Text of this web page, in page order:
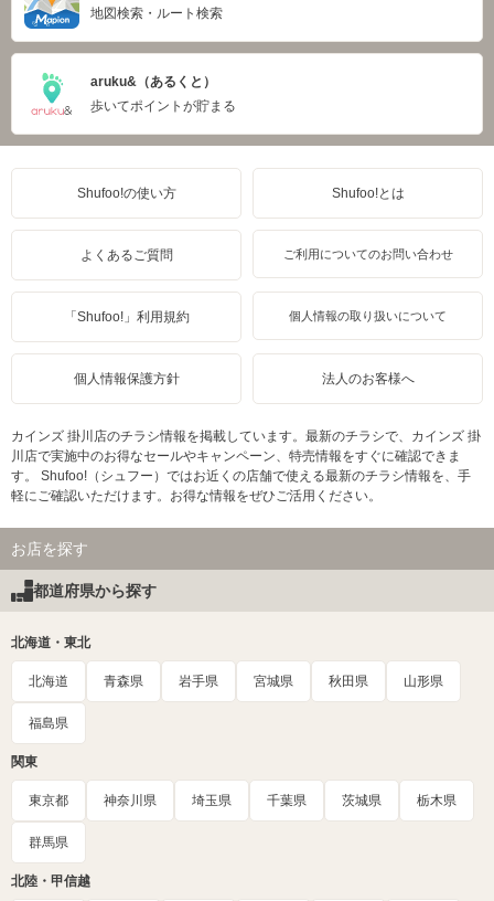
地図検索・ルート検索
aruku&（あるくと）
歩いてポイントが貯まる
Shufoo!の使い方 Shufoo!とは
よくあるご質問 ご利用についてのお問い合わせ
「Shufoo!」利用規約 個人情報の取り扱いについて
個人情報保護方針 法人のお客様へ
カインズ 掛川店のチラシ情報を掲載しています。最新のチラシで、カインズ 掛
川店で実施中のお得なセールやキャンペーン、特売情報をすぐに確認できま
す。 Shufoo!（シュフー）ではお近くの店舗で使える最新のチラシ情報を、手
軽にご確認いただけます。お得な情報をぜひご活用ください。
お店を探す
都道府県から探す
北海道・東北
北海道 青森県 岩手県 宮城県 秋田県 山形県
福島県
関東
東京都 神奈川県 埼玉県 千葉県 茨城県 栃木県
群馬県
北陸・甲信越